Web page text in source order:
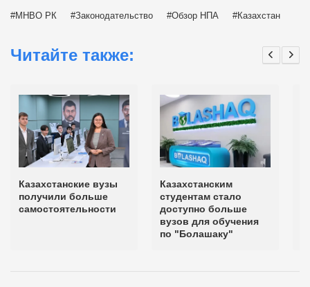
МНВО РК Законодательство Обзор НПА Казахстан
Читайте также:
Казахстанские вузы
получили больше
самостоятельности
Казахстанским
студентам стало
доступно больше
вузов для обучения
по "Болашаку"